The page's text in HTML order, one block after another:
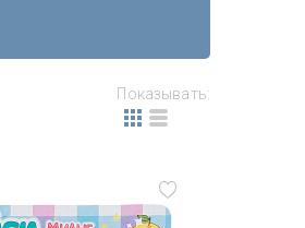
Показывать: